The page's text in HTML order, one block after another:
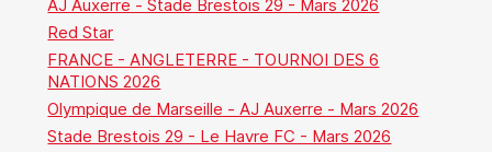
AJ Auxerre - Stade Brestois 29 - Mars 2026
Red Star
FRANCE - ANGLETERRE - TOURNOI DES 6
NATIONS 2026
Olympique de Marseille - AJ Auxerre - Mars 2026
Stade Brestois 29 - Le Havre FC - Mars 2026